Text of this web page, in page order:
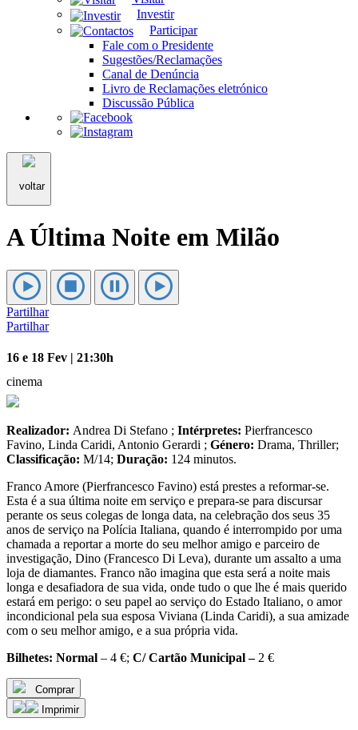
Investir
Participar
Fale com o Presidente
Sugestões/Reclamações
Canal de Denúncia
Livro de Reclamações eletrónico
Discussão Pública
voltar
A Última Noite em Milão
Partilhar
Partilhar
16 e 18 Fev | 21:30h
cinema
Realizador: Andrea Di Stefano ; Intérpretes: Pierfrancesco
Favino, Linda Caridi, Antonio Gerardi ; Género: Drama, Thriller;
Classificação: M/14; Duração: 124 minutos.
Franco Amore (Pierfrancesco Favino) está prestes a reformar-se.
Esta é a sua última noite em serviço e prepara-se para discursar
perante os seus colegas de longa data, na celebração dos seus 35
anos de serviço na Polícia Italiana, quando é interrompido por uma
chamada a reportar a morte do seu melhor amigo e parceiro de
investigação, Dino (Francesco Di Leva), durante um assalto a uma
loja de diamantes. Franco não imagina que esta será a noite mais
longa e desafiadora de sua vida, onde tudo o que lhe é mais querido
estará em perigo: o seu papel ao serviço do Estado Italiano, o amor
incondicional pela sua esposa Viviana (Linda Caridi), a sua amizade
com o seu melhor amigo, e a sua própria vida.
Bilhetes: Normal – 4 €; C/ Cartão Municipal – 2 €
Comprar
Imprimir